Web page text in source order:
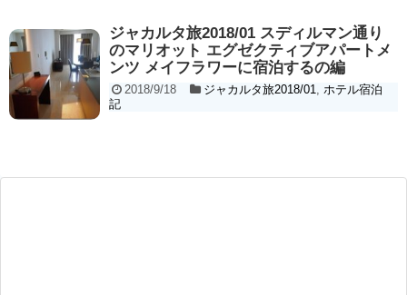
ジャカルタ旅2018/01 スディルマン通り
のマリオット エグゼクティブアパートメ
ンツ メイフラワーに宿泊するの編
2018/9/18 ジャカルタ旅2018/01
ホテル宿泊
記